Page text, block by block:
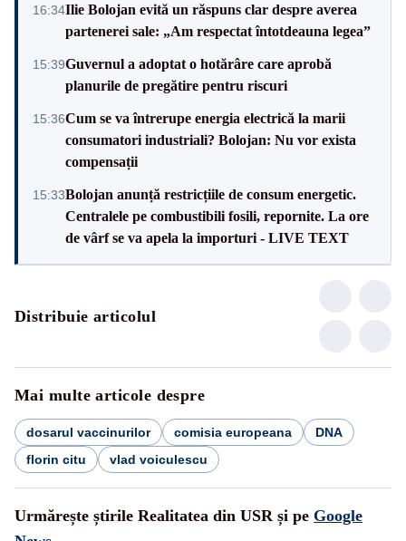
16:34Ilie Bolojan evită un răspuns clar despre averea
partenerei sale: „Am respectat întotdeauna legea”
15:39Guvernul a adoptat o hotărâre care aprobă
planurile de pregătire pentru riscuri
15:36Cum se va întrerupe energia electrică la marii
consumatori industriali? Bolojan: Nu vor exista
compensații
15:33Bolojan anunță restricțiile de consum energetic.
Centralele pe combustibili fosili, repornite. La ore
de vârf se va apela la importuri - LIVE TEXT
Distribuie articolul
Mai multe articole despre
dosarul vaccinurilor comisia europeana
DNA
florin citu
vlad voiculescu
Urmărește știrile Realitatea din USR și pe Google